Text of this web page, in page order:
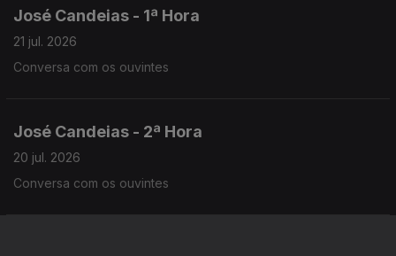
José Candeias - 1ª Hora
21 jul. 2026
Conversa com os ouvintes
José Candeias - 2ª Hora
20 jul. 2026
Conversa com os ouvintes